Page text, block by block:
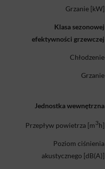
Grzanie [kW]
Klasa sezonowej
efektywności grzewczej
Chłodzenie
Grzanie
Jednostka wewnętrzna
Przepływ powietrza [m3h]
Poziom ciśnienia
akustycznego [dB(A)]